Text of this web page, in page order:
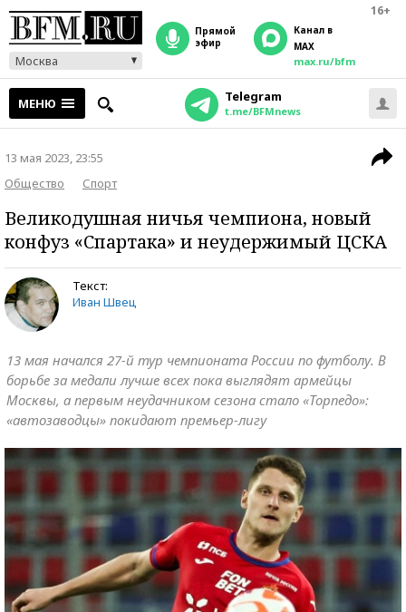
16+
Москва
прямой
эфир
Канал в
MAX
max.ru/bfm
МЕНЮ Telegram
t.me/BFMnews
13 мая 2023, 23:55
Общество
Спорт
Великодушная ничья чемпиона, новый
конфуз «Спартака» и неудержимый ЦСКА
Текст:
Иван Швец
13 мая начался 27-й тур чемпионата России по футболу. В
борьбе за медали лучше всех пока выглядят армейцы
Москвы, а первым неудачником сезона стало «Торпедо»:
«автозаводцы» покидают премьер-лигу